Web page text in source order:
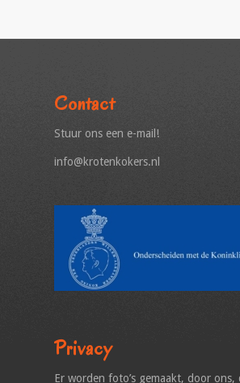
Contact
Stuur ons een e-mail!
info@krotenkokers.nl
Privacy
Er worden foto’s gemaakt, door